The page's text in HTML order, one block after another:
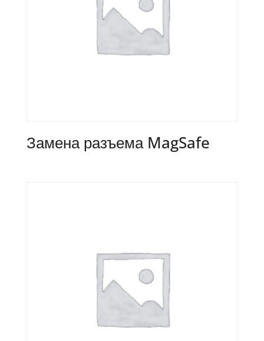
Замена разъема MagSafe